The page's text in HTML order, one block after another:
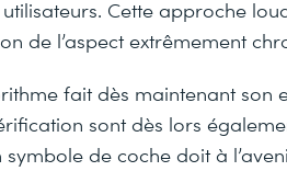
utilisateurs. Cette approche
de l’aspect extrêmement
fait dès maintenant son
sont dès lors
symbole de coche doit à